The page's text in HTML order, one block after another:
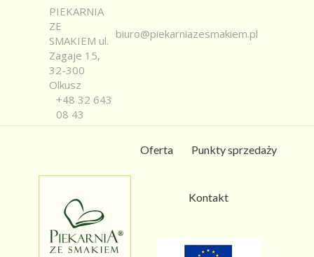
PIEKARNIA
ZE
SMAKIEM ul.
Zagaje 15,
32-300
Olkusz
+48 32 643
08 43
biuro@piekarniazesmakiem.pl
Oferta Punkty sprzedaży
Kontakt